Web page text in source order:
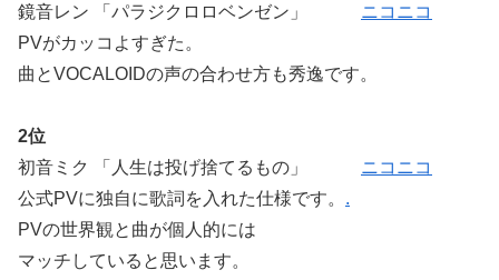
鏡音レン 「パラジクロロベンゼン」
ニコニコ
PVがカッコよすぎた。
曲とVOCALOIDの声の合わせ方も秀逸です。
2位
初音ミク 「人生は投げ捨てるもの」
ニコニコ
公式PVに独自に歌詞を入れた仕様です。 .
PVの世界観と曲が個人的には
マッチしていると思います。